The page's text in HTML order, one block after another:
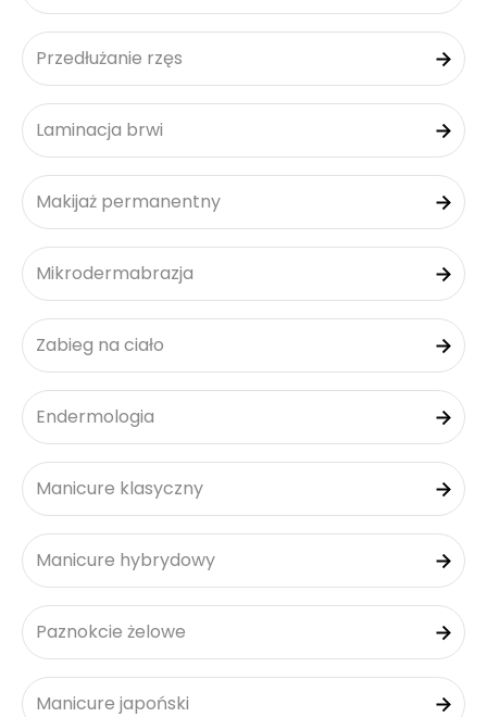
Przedłużanie rzęs
Laminacja brwi
Makijaż permanentny
Mikrodermabrazja
Zabieg na ciało
Endermologia
Manicure klasyczny
Manicure hybrydowy
Paznokcie żelowe
Manicure japoński